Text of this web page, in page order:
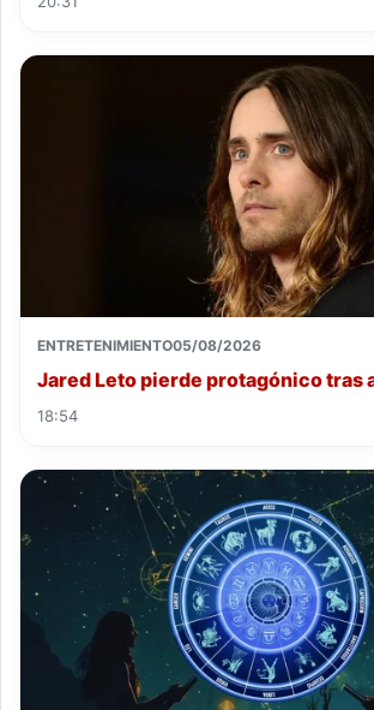
ENTRETENIMIENTO05/08/2026
Jared Leto pierde protagónico tras
18:54